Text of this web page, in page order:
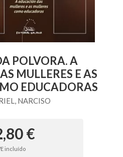
POLVORA. A
MULLERES E AS
EDUCADORAS
NARCISO
€
incluído